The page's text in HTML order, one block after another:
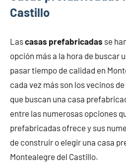
Castillo
Lascasas prefabricadas se
opción más a la hora de buscar
pasar tiempo de calidad en
cada vez más son los vecinos
que buscan una casa
entre las numerosas opciones
prefabricadas ofrece y sus
de construir o elegir una casa
Montealegre del Castillo.